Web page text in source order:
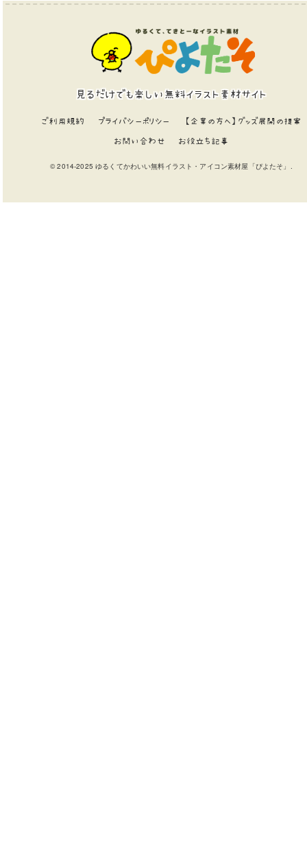
見るだけでも楽しい無料イラスト素材サイト
ご利用規約 プライバシーポリシー 【企業の方へ】グッズ展開の提案
お問い合わせ お役立ち記事
© 2014-2025 ゆるくてかわいい無料イラスト・アイコン素材屋「ぴよたそ」.